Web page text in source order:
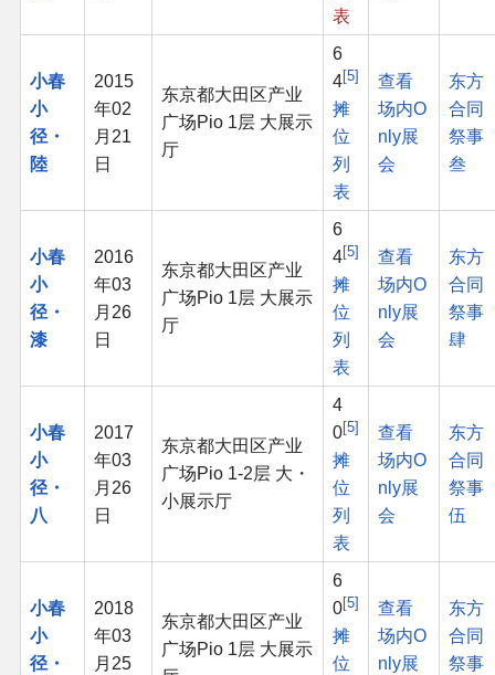
表
小春
小
径・
陸
2015
年02
月21
日
东京都大田区产业
广场Pio 1层 大展示
厅
6
4 5
摊
位
列
表
查看
场内O
nly展
会
东方
合同
祭事
叁
小春
小
径・
漆
2016
年03
月26
日
东京都大田区产业
广场Pio 1层 大展示
厅
6
4 5
摊
位
列
表
查看
场内O
nly展
会
东方
合同
祭事
肆
小春
小
径・
八
2017
年03
月26
日
东京都大田区产业
广场Pio 1-2层 大・
小展示厅
4
0 5
摊
位
列
表
查看
场内O
nly展
会
东方
合同
祭事
伍
小春
小
径・
2018
年03
月25
东京都大田区产业
广场Pio 1层 大展示
6
0 5
摊
位
查看
场内O
nly展
东方
合同
祭事